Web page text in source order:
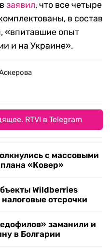
заявил, что все четыре
в состав
«впитавшие опыт
и на Украине».
RTVI в Telegram
с массовыми
«Ковер»
Wildberries
отсрочки
заманили и
в Болгарии